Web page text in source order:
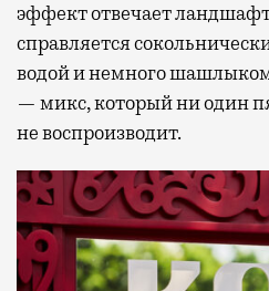
эффект отвечает
справляется
водой и немного шашлыком
— микс, который ни один
не воспроизводит.